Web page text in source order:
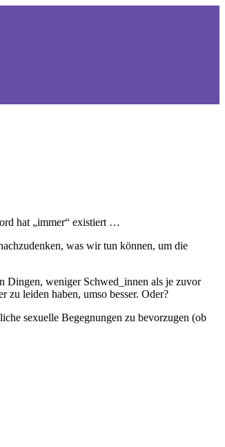
hat „immer“ existiert …
was wir tun können, um die
Dingen, weniger Schwed_innen als je zuvor
leiden haben, umso besser. Oder?
sexuelle Begegnungen zu bevorzugen (ob